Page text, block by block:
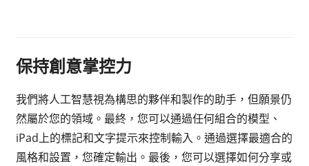
保持創意掌控力
我們將人工智慧視為構思的夥伴和製作的助手，但願景仍
然屬於您的領域。最終，您可以通過任何組合的模型、
iPad上的標記和文字提示來控制輸入。通過選擇最適合的
風格和設置，您確定輸出。最後，您可以選擇如何分享或